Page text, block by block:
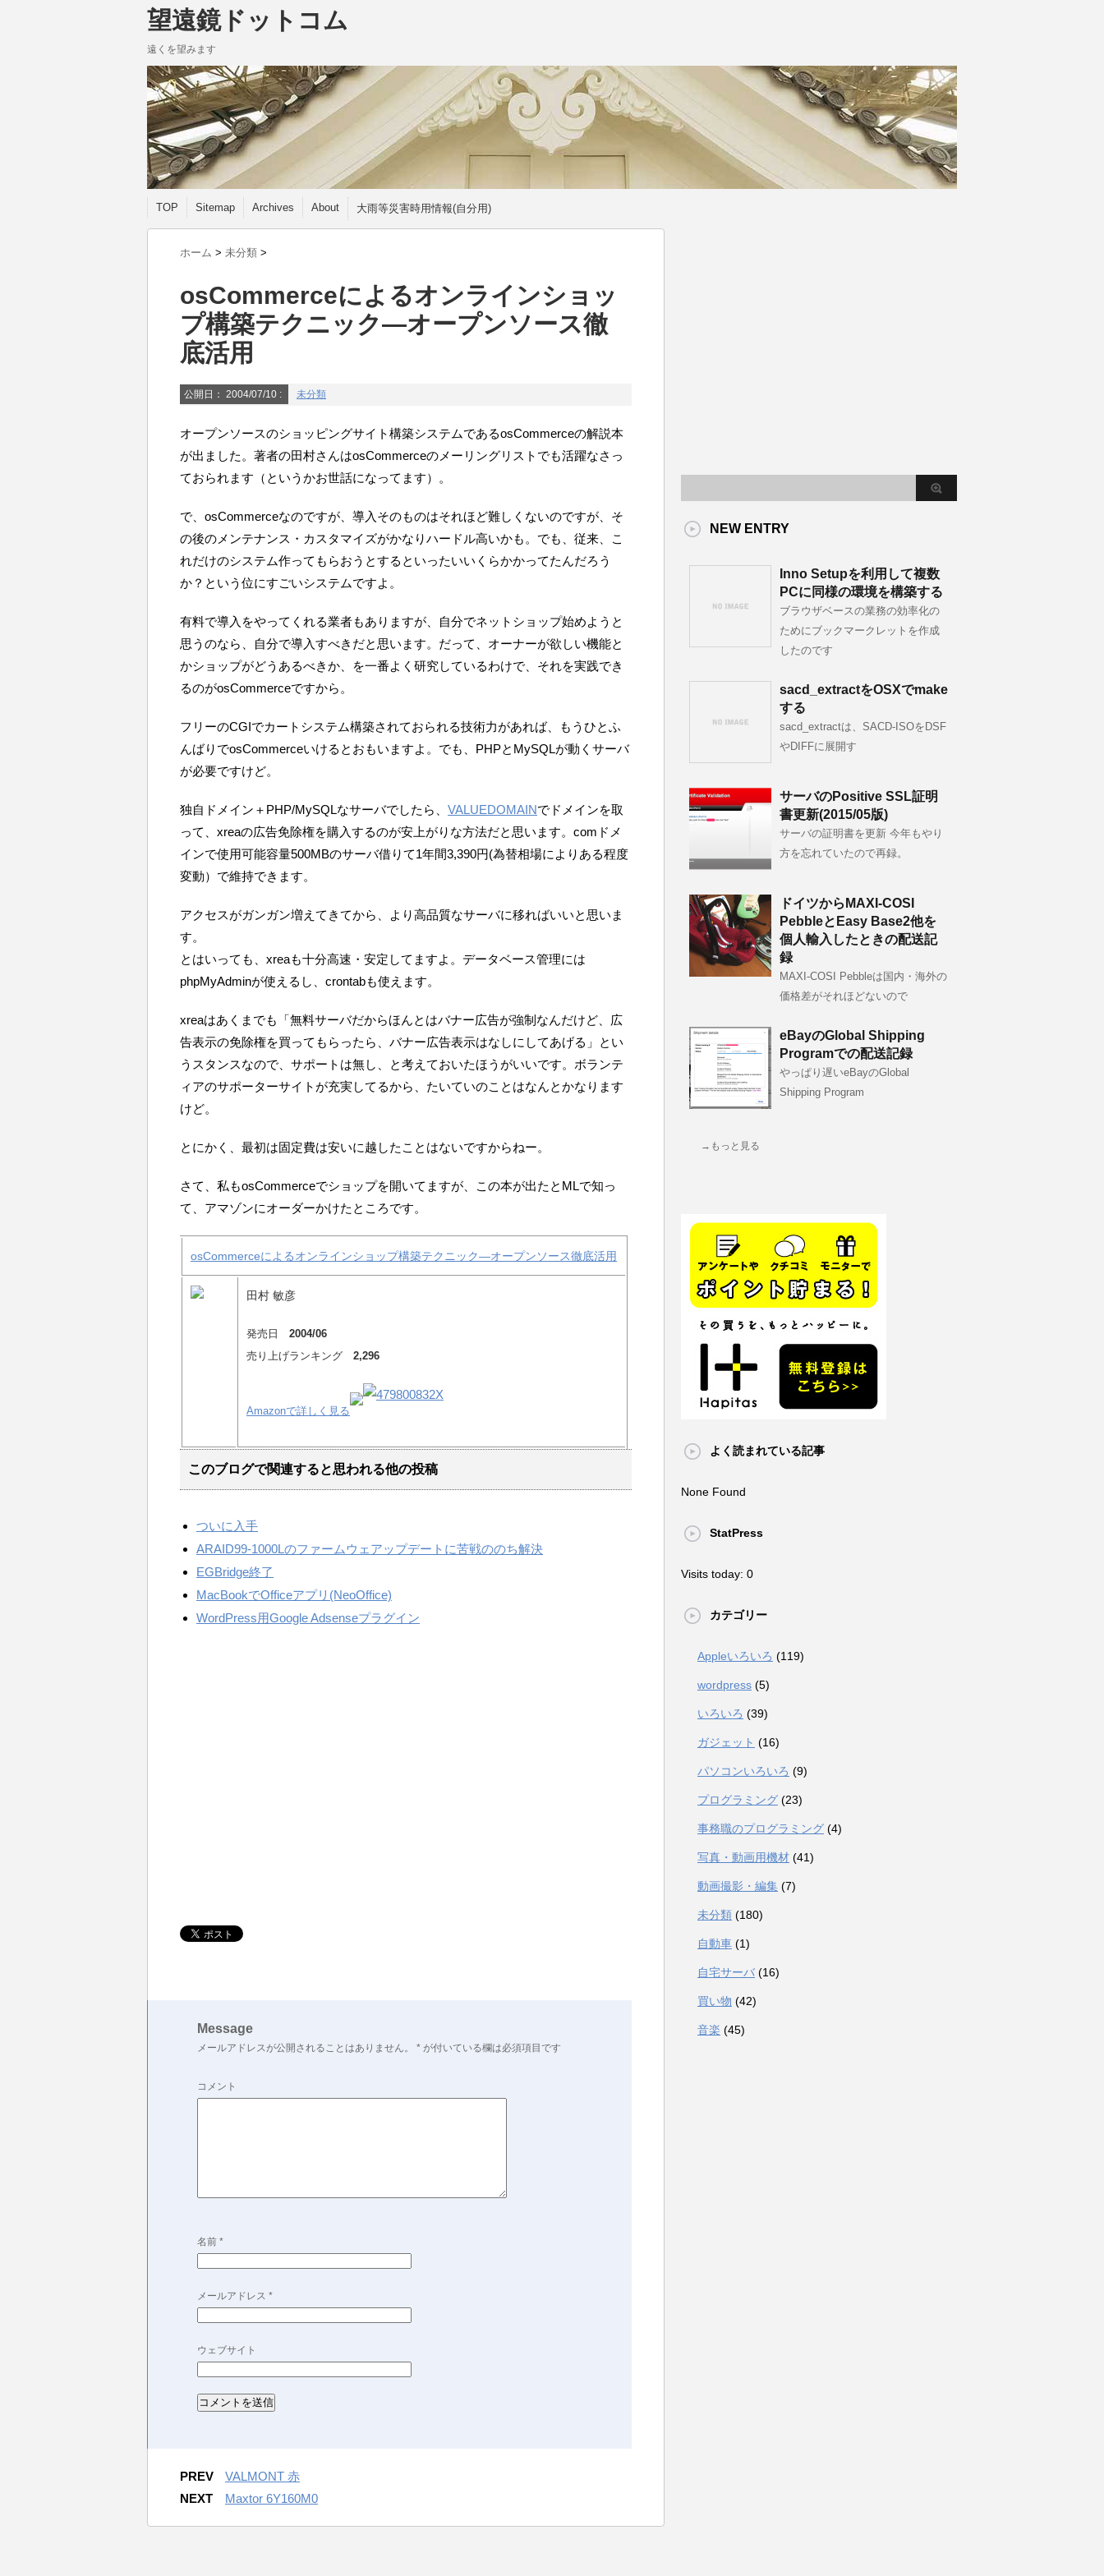
望遠鏡ドットコム
遠くを望みます
TOP Sitemap Archives About 大雨等災害時用情報(自分用)
ホーム > 未分類 >
osCommerceによるオンラインショッ
プ構築テクニック―オープンソース徹
底活用
公開日： 2004/07/10 : 未分類
オープンソースのショッピングサイト構築システムであるosCommerceの解説本
が出ました。著者の田村さんはosCommerceのメーリングリストでも活躍なさっ
ておられます（というかお世話になってます）。
で、osCommerceなのですが、導入そのものはそれほど難しくないのですが、そ
の後のメンテナンス・カスタマイズがかなりハードル高いかも。でも、従来、こ
れだけのシステム作ってもらおうとするといったいいくらかかってたんだろう
か？という位にすごいシステムですよ。
有料で導入をやってくれる業者もありますが、自分でネットショップ始めようと
思うのなら、自分で導入すべきだと思います。だって、オーナーが欲しい機能と
かショップがどうあるべきか、を一番よく研究しているわけで、それを実践でき
るのがosCommerceですから。
フリーのCGIでカートシステム構築されておられる技術力があれば、もうひとふ
んばりでosCommerceいけるとおもいますよ。でも、PHPとMySQLが動くサーバ
が必要ですけど。
独自ドメイン＋PHP/MySQLなサーバでしたら、 VALUEDOMAINでドメインを取
って、xreaの広告免除権を購入するのが安上がりな方法だと思います。comドメ
インで使用可能容量500MBのサーバ借りて1年間3,390円(為替相場によりある程度
変動）で維持できます。
アクセスがガンガン増えてきてから、より高品質なサーバに移ればいいと思いま
す。
とはいっても、xreaも十分高速・安定してますよ。データベース管理には
phpMyAdminが使えるし、crontabも使えます。
xreaはあくまでも「無料サーバだからほんとはバナー広告が強制なんだけど、広
告表示の免除権を買ってもらったら、バナー広告表示はなしにしてあげる」とい
うスタンスなので、サポートは無し、と考えておいたほうがいいです。ボランテ
ィアのサポーターサイトが充実してるから、たいていのことはなんとかなります
けど。
とにかく、最初は固定費は安いに越したことはないですからねー。
さて、私もosCommerceでショップを開いてますが、この本が出たとMLで知っ
て、アマゾンにオーダーかけたところです。
osCommerceによるオンラインショップ構築テクニック―オープンソース徹底活用
田村 敏彦
発売日 2004/06
売り上げランキング 2,296
Amazonで詳しく見る
このブログで関連すると思われる他の投稿
ついに入手
ARAID99-1000Lのファームウェアップデートに苦戦ののち解決
EGBridge終了
MacBookでOfficeアプリ(NeoOffice)
WordPress用Google Adsenseプラグイン
Message
メールアドレスが公開されることはありません。 * が付いている欄は必須項目です
コメント
名前 *
メールアドレス *
ウェブサイト
PREV
VALMONT 赤
NEXT
Maxtor 6Y160M0
NEW ENTRY
Inno Setupを利用して複数
PCに同様の環境を構築する
ブラウザベースの業務の効率化の
ためにブックマークレットを作成
したのです
sacd_extractをOSXでmake
する
sacd_extractは、SACD-ISOをDSF
やDIFFに展開す
サーバのPositive SSL証明
書更新(2015/05版)
サーバの証明書を更新 今年もやり
方を忘れていたので再録。
ドイツからMAXI-COSI
PebbleとEasy Base2他を
個人輸入したときの配送記
録
MAXI-COSI Pebbleは国内・海外の
価格差がそれほどないので
eBayのGlobal Shipping
Programでの配送記録
やっぱり遅いeBayのGlobal
Shipping Program
→もっと見る
よく読まれている記事
None Found
StatPress
Visits today: 0
カテゴリー
Appleいろいろ (119)
wordpress (5)
いろいろ (39)
ガジェット (16)
パソコンいろいろ (9)
プログラミング (23)
事務職のプログラミング (4)
写真・動画用機材 (41)
動画撮影・編集 (7)
未分類 (180)
自動車 (1)
自宅サーバ(16)
買い物 (42)
音楽 (45)